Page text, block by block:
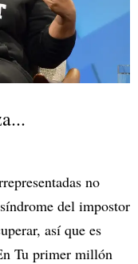
no
del impostor
así que es
Tu primer millón